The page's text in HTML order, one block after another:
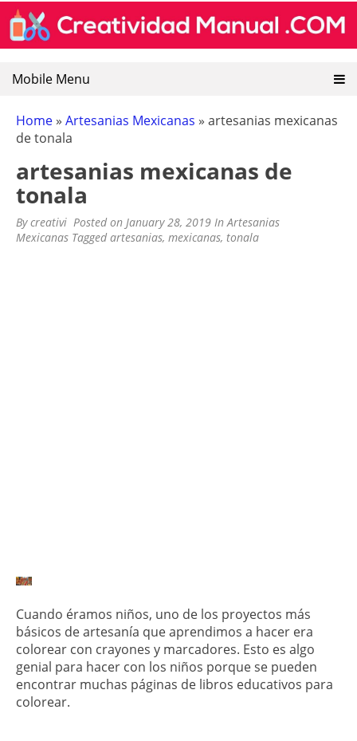
Skip
content
CREATIVIDAD MANUAL
Encuentra recursos sobre artesanias mexicanas, goma
eva, manualidades y pintura decorativa.
Mobile Menu
Home » Artesanias Mexicanas » artesanias mexicanas
de tonala
artesanias mexicanas de
tonala
Bycreativi Posted on January 28, 2019 InArtesanias
Mexicanas Taggedartesanias, mexicanas, tonala
Cuando éramos niños, uno de los proyectos más
básicos de artesanía que aprendimos a hacer era
colorear con crayones y marcadores. Esto es algo
genial para hacer con los niños porque se pueden
encontrar muchas páginas de libros educativos para
colorear.